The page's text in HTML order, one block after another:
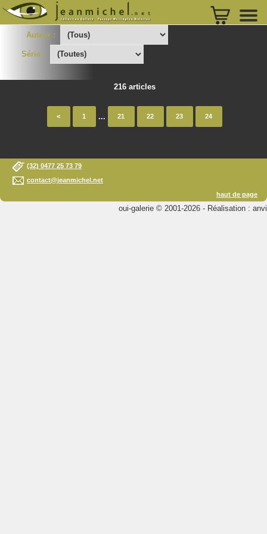
Auteur :
Série :
216 articles
< 1 ... 21 22 23 24
(32) 0477 25 73 79
contact@jeanmichel.net
haut de page
oui-galerie © 2001-2026 - Réalisation : anvi